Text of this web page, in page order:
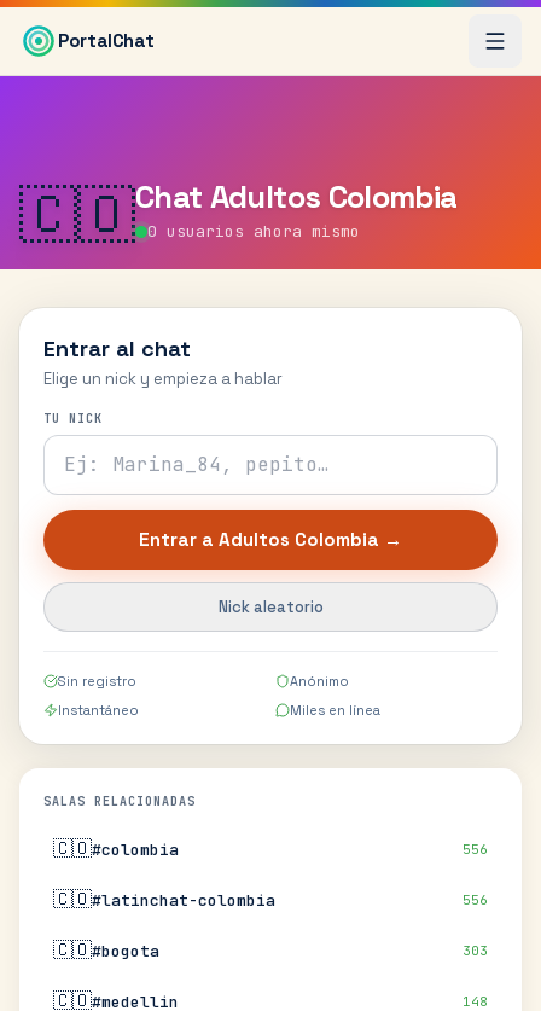
Saltar al contenido principal
PortalChat
🇨🇴Chat Adultos Colombia
0 usuarios ahora mismo
Entrar al chat
Elige un nick y empieza a hablar
TU NICK
Entrar a Adultos Colombia →
Nick aleatorio
Sin registro
Anónimo
Instantáneo
Miles en línea
SALAS RELACIONADAS
🇨🇴#colombia 556
🇨🇴#latinchat-colombia 556
🇨🇴#bogota 303
🇨🇴#medellin 148